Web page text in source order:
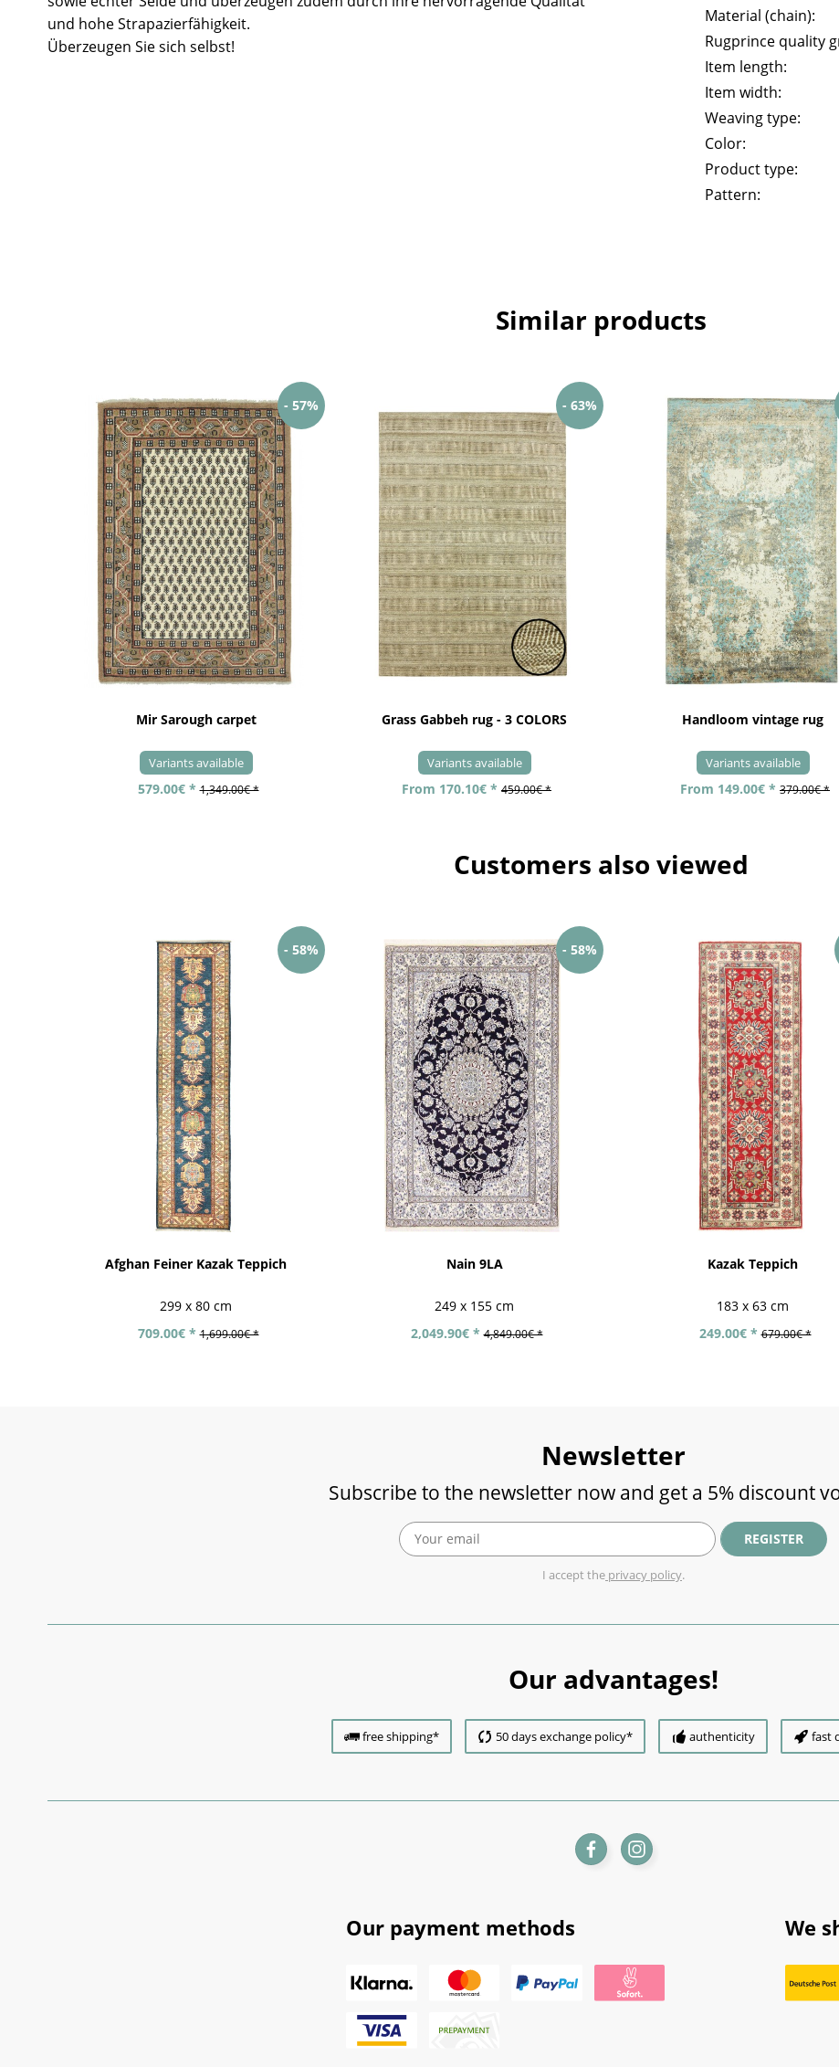
und hohe Strapazierfähigkeit.
Überzeugen Sie sich selbst!
Material (chain):
Rugprince quality
Item length:
Item width:
Weaving type:
Color:
Product type:
Pattern:
Similar products
- 57%
Mir Sarough carpet
Variants available
579.00€ * 1,349.00€ *
- 63%
Grass Gabbeh rug - 3 COLORS
Variants available
From 170.10€ * 459.00€ *
Handloom vintage rug
Variants available
From 149.00€ * 379.00€ *
Customers also viewed
- 58%
Afghan Feiner Kazak Teppich
299 x 80 cm
709.00€ * 1,699.00€ *
- 58%
Nain 9LA
249 x 155 cm
2,049.90€ * 4,849.00€ *
Kazak Teppich
183 x 63 cm
249.00€ * 679.00€ *
Newsletter
Subscribe to the newsletter now and get a 5% discount
REGISTER
I accept the privacy policy.
Our advantages!
free shipping* 50 days exchange policy* authenticity fast
Our payment methods We